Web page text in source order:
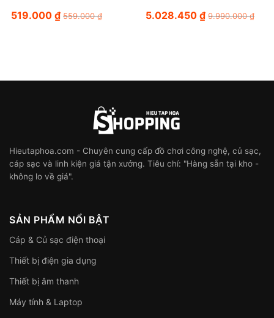
519.000 ₫ 559.000₫
5.028.450₫ 9.990.000₫
Hieutaphoa.com - Chuyên cung cấp đồ chơi công nghệ, củ sạc,
cáp sạc và linh kiện giá tận xưởng. Tiêu chí: "Hàng sẵn tại kho -
không lo về giá".
SẢN PHẨM NỔI BẬT
Cáp & Củ sạc điện thoại
Thiết bị điện gia dụng
Thiết bị âm thanh
Máy tính & Laptop